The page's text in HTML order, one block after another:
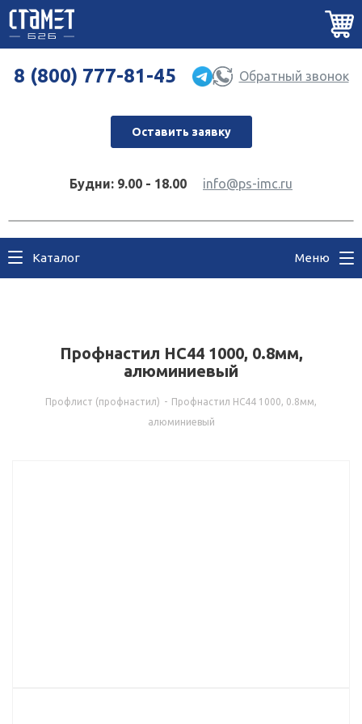
8 (800) 777-81-45 Обратный звонок
Оставить заявку
Будни: 9.00 - 18.00 info@ps-imc.ru
Каталог Меню
Профнастил НС44 1000, 0.8мм,
алюминиевый
Профлист (профнастил) - Профнастил НС44 1000, 0.8мм,
алюминиевый